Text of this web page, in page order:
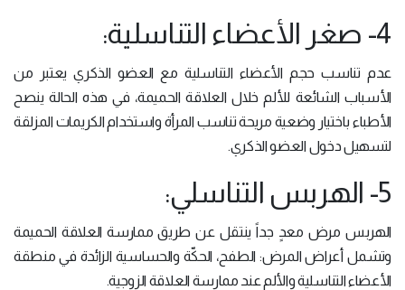
4- صغر الأعضاء التناسلية:
عدم تناسب حجم الأعضاء التناسلية مع العضو الذكري يعتبر من
الأسباب الشائعة للألم خلال العلاقة الحميمة، في هذه الحالة ينصح
الأطباء باختيار وضعية مريحة تناسب المرأة واستخدام الكريمات المزلقة
لتسهيل دخول العضو الذكري.
5- الهربس التناسلي:
الهربس مرض معدٍ جداً ينتقل عن طريق ممارسة العلاقة الحميمة
وتشمل أعراض المرض: الطفح، الحكّة والحساسية الزائدة في منطقة
الأعضاء التناسلية والألم عند ممارسة العلاقة الزوجية.